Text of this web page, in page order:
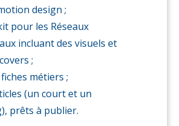
design ;
pour les Réseaux
incluant des visuels et
;
métiers ;
(un court et un
prêts à publier.